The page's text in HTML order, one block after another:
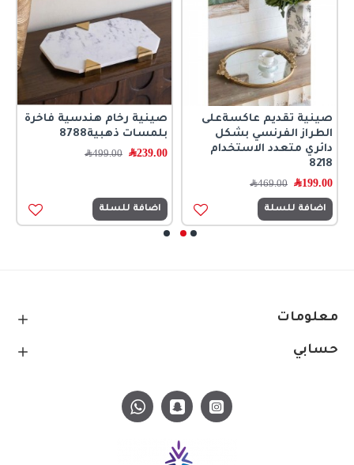
صينية تقديم عاكسةعلى
الطراز الفرنسي بشكل
دائري متعدد الاستخدام
8218
199.00﷼ 469.00﷼
اضافة للسلة
صينية رخام هندسية فاخرة
بلمسات ذهبية8788
239.00﷼ 499.00﷼
اضافة للسلة
معلومات
حسابي